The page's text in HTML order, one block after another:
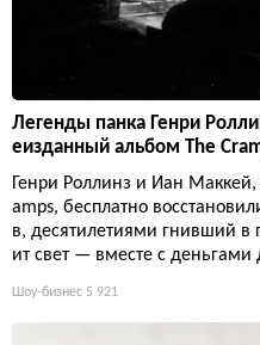
Легенды панка Генри
еизданный альбом The
Генри Роллинз и Иан
amps, бесплатно
в, десятилетиями гнивший в
ит свет — вместе с
Шоу-бизнес 5 921